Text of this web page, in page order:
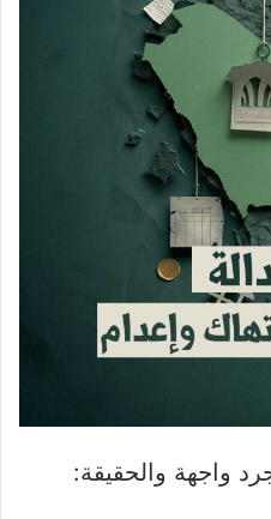
واجهة والحقيقة: